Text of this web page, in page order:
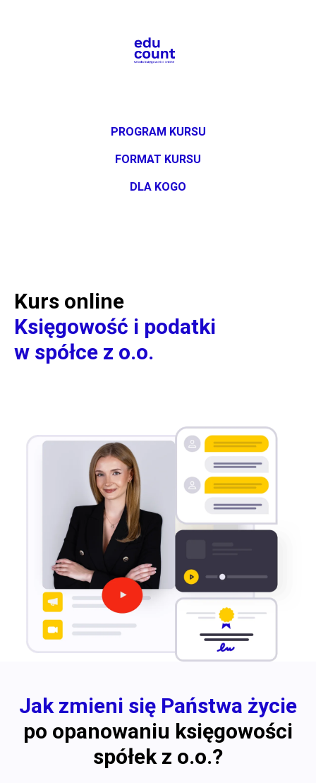
PROGRAM KURSU
FORMAT KURSU
DLA KOGO
Kurs online
Księgowość i podatki
w spółce z o.o.
Jak zmieni się Państwa życie
po opanowaniu księgowości
spółek z o.o.?